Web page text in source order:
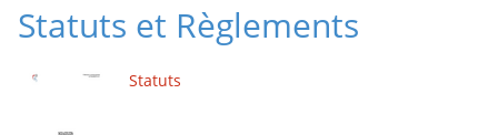
Statuts et Règlements
Statuts